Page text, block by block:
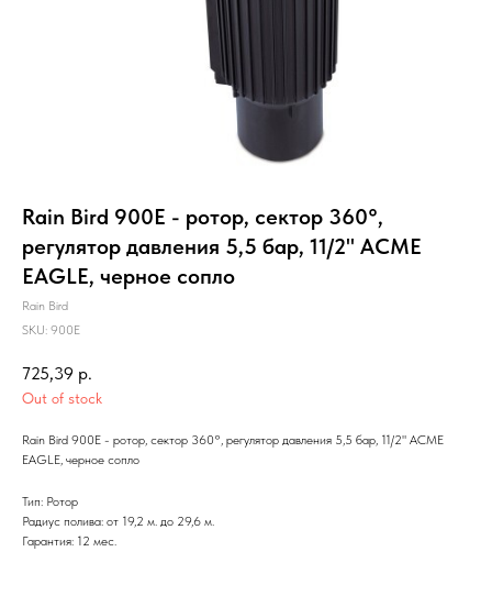
Rain Bird 900E - ротор, сектор 360°,
регулятор давления 5,5 бар, 11/2" АСМЕ
EAGLE, черное сопло
Rain Bird
SKU: 900E
725,39 р.
Out of stock
Rain Bird 900E - ротор, сектор 360°, регулятор давления 5,5 бар, 11/2" АСМЕ
EAGLE, черное сопло
Тип: Ротор
Радиус полива: от 19,2 м. до 29,6 м.
Гарантия: 12 мес.